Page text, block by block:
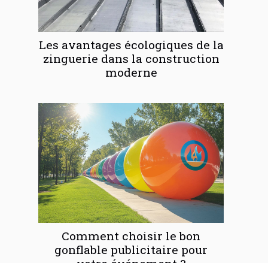
Les avantages écologiques de la
zinguerie dans la construction
moderne
Comment choisir le bon
gonflable publicitaire pour